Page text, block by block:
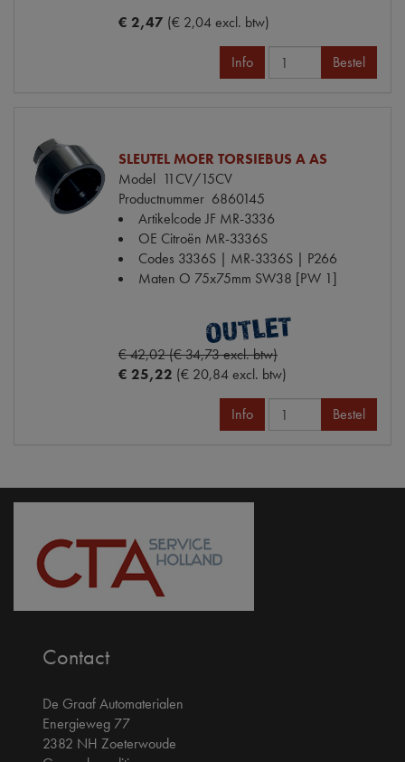
€ 2,47 (€ 2,04 excl. btw)
Info Bestel
SLEUTEL MOER TORSIEBUS A AS
Model 11CV/15CV
Productnummer 6860145
Artikelcode JF MR-3336
OE Citroën MR-3336S
Codes 3336S | MR-3336S | P266
Maten O 75x75mm SW38 [PW 1]
€ 42,02 (€ 34,73 excl. btw)
€ 25,22 (€ 20,84 excl. btw)
Info Bestel
Contact
De Graaf Automaterialen
Energieweg 77
2382 NH Zoeterwoude